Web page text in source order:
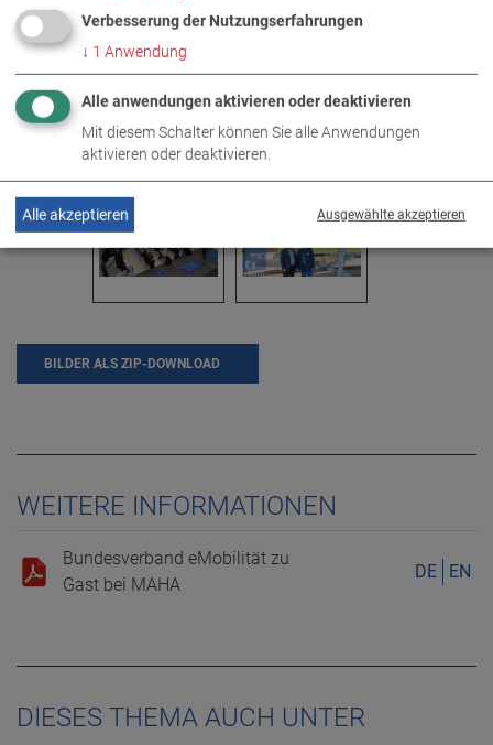
BILDER ALS ZIP-DOWNLOAD
WEITERE INFORMATIONEN
Bundesverband eMobilität zu
Gast bei MAHA
DE EN
DIESES THEMA AUCH UNTER
Verbesserung der Nutzungserfahrungen
↓ 1 Anwendung
Alle anwendungen aktivieren oder deaktivieren
Mit diesem Schalter können Sie alle Anwendungen
aktivieren oder deaktivieren.
Ausgewählte akzeptieren
Alle akzeptieren